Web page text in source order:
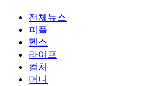
전체뉴스
피플
헬스
라이프
컬처
머니